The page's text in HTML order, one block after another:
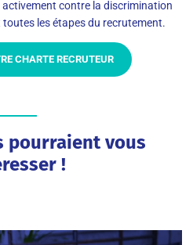
contre la discrimination
les étapes du recrutement.
CHARTE RECRUTEUR
pourraient vous
!